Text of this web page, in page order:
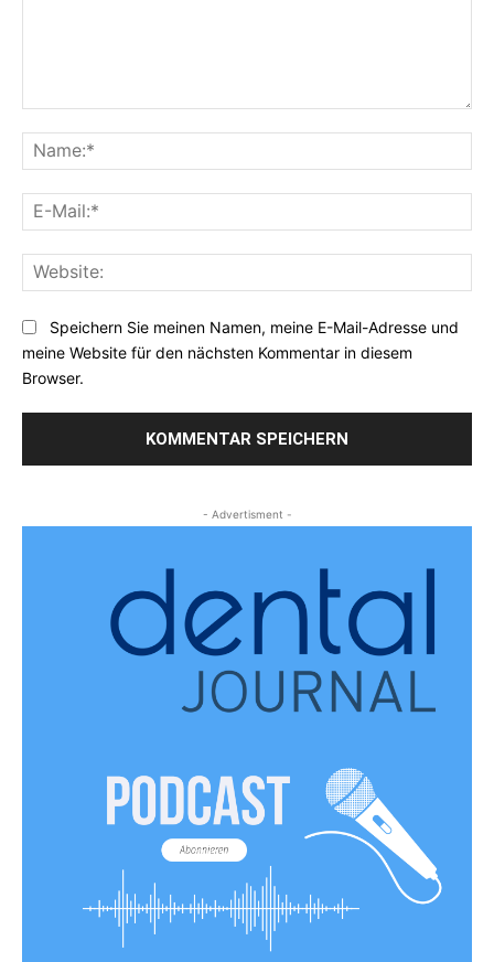
Speichern Sie meinen Namen, meine E-Mail-Adresse und
meine Website für den nächsten Kommentar in diesem
Browser.
- Advertisment -